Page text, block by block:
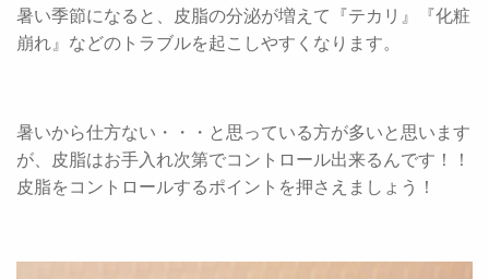
暑い季節になると、皮脂の分泌が増えて『テカリ』『化粧
崩れ』などのトラブルを起こしやすくなります。
暑いから仕方ない・・・と思っている方が多いと思います
が、皮脂はお手入れ次第でコントロール出来るんです！！
皮脂をコントロールするポイントを押さえましょう！